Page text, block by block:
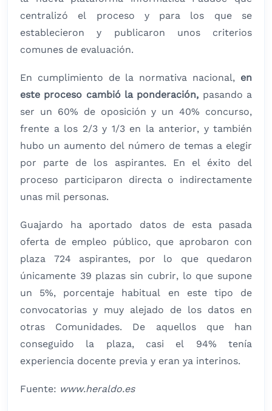
centralizó el proceso y para los que se
establecieron y publicaron unos criterios
comunes de evaluación.
En cumplimiento de la normativa nacional, en
este proceso cambió la ponderación, pasando a
ser un 60% de oposición y un 40% concurso,
frente a los 2/3 y 1/3 en la anterior, y también
hubo un aumento del número de temas a elegir
por parte de los aspirantes. En el éxito del
proceso participaron directa o indirectamente
unas mil personas.
Guajardo ha aportado datos de esta pasada
oferta de empleo público, que aprobaron con
plaza 724 aspirantes, por lo que quedaron
únicamente 39 plazas sin cubrir, lo que supone
un 5%, porcentaje habitual en este tipo de
convocatorias y muy alejado de los datos en
otras Comunidades. De aquellos que han
conseguido la plaza, casi el 94% tenía
experiencia docente previa y eran ya interinos.
Fuente: www.heraldo.es